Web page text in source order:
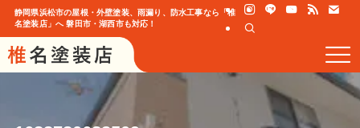
静岡県浜松市の屋根・外壁塗装、雨漏り、防水工事なら「椎
名塗装店」へ 磐田市・湖西市も対応！